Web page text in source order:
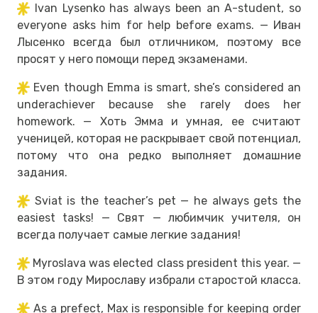
Ivan Lysenko has always been an A-student, so
everyone asks him for help before exams. — Иван
Лысенко всегда был отличником, поэтому все
просят у него помощи перед экзаменами.
Even though Emma is smart, she’s considered an
underachiever because she rarely does her
homework. — Хоть Эмма и умная, ее считают
ученицей, которая не раскрывает свой потенциал,
потому что она редко выполняет домашние
задания.
Sviat is the teacher’s pet — he always gets the
easiest tasks! — Свят — любимчик учителя, он
всегда получает самые легкие задания!
Myroslava was elected class president this year. —
В этом году Мирославу избрали старостой класса.
As a prefect, Max is responsible for keeping order